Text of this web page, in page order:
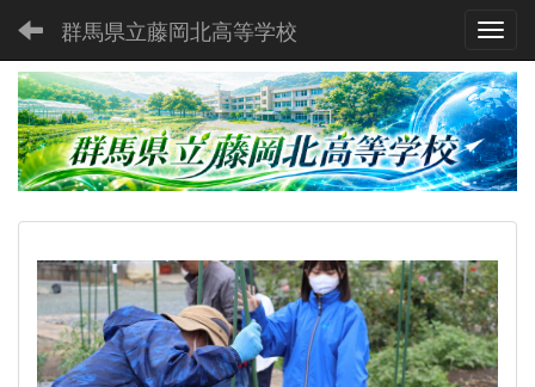
群馬県立藤岡北高等学校
p
r
e
v
n
e
x
t